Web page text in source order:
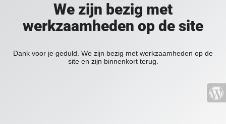
We zijn bezig met
werkzaamheden op de site
Dank voor je geduld. We zijn bezig met werkzaamheden op de
site en zijn binnenkort terug.